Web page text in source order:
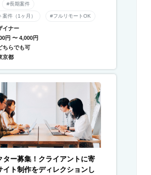
#長期案件
案件（1ヶ月） #フルリモートOK
イナー
円 〜 4,000円
ちらでも可
京都
ター募集！クライアントに寄
イト制作をディレクションし